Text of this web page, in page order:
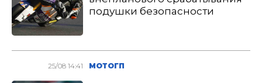
подушки безопасности
25/08 14:41 МОТОГП